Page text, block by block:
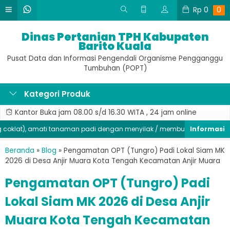
Rp 0 0
Dinas Pertanian TPH Kabupaten
Barito Kuala
Pusat Data dan Informasi Pengendali Organisme Pengganggu
Tumbuhan (POPT)
Kategori Produk
Kantor Buka jam 08.00 s/d 16.30 WITA , 24 jam online
amati tanaman padi dengan menyilak / membuka di bagian
Beranda » Blog » Pengamatan OPT (Tungro) Padi Lokal Siam MK
2026 di Desa Anjir Muara Kota Tengah Kecamatan Anjir Muara
Pengamatan OPT (Tungro) Padi
Lokal Siam MK 2026 di Desa Anjir
Muara Kota Tengah Kecamatan